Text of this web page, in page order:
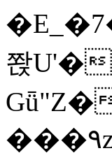
쫝U'�
���٩z���< VT%� �}z�XEu�<ं�Q!